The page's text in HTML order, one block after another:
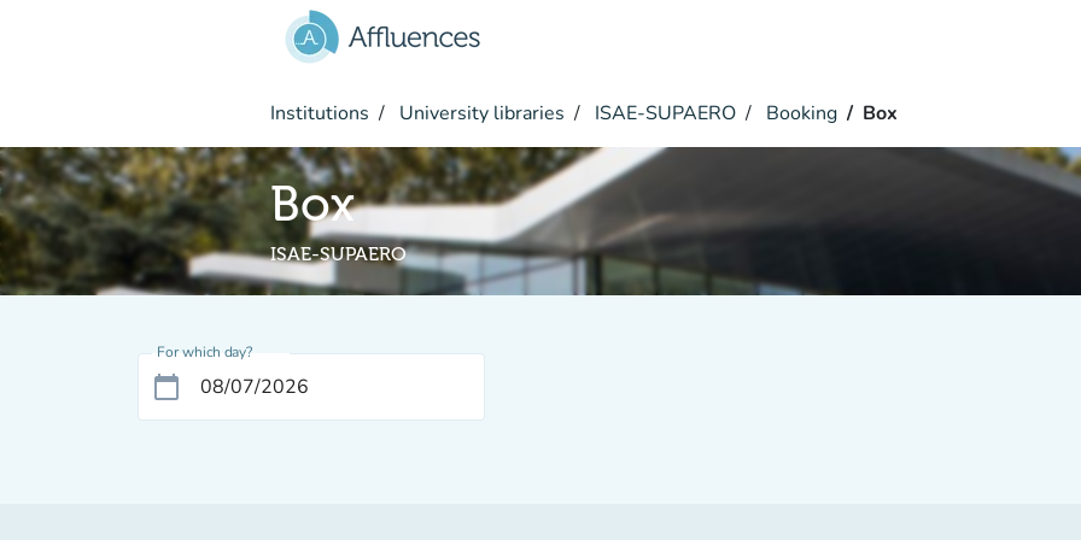
Institutions University libraries ISAE-SUPAERO Booking Box
Box
ISAE-SUPAERO
For which day?
calendar_today